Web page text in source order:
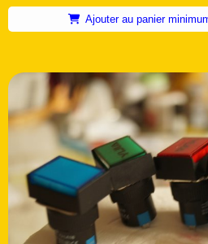
Ajouter au panier